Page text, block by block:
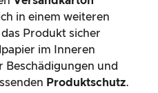
in einem weiteren
Produkt sicher
im Inneren
Beschädigungen und
Produktschutz.